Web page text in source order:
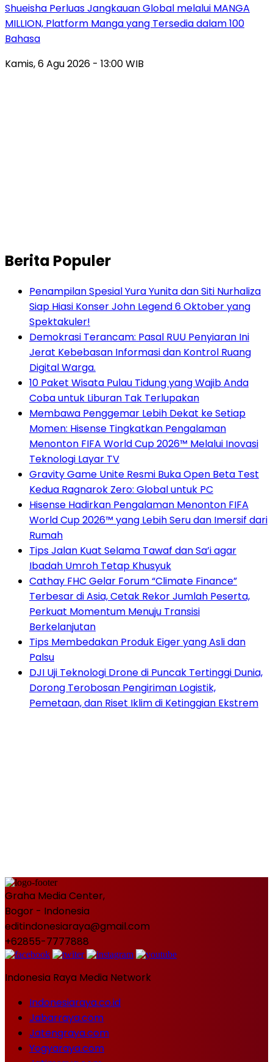
Shueisha Perluas Jangkauan Global melalui MANGA
MILLION, Platform Manga yang Tersedia dalam 100
Bahasa
Kamis, 6 Agu 2026 - 13:00 WIB
Berita Populer
Penampilan Spesial Yura Yunita dan Siti Nurhaliza
Siap Hiasi Konser John Legend 6 Oktober yang
Spektakuler!
Demokrasi Terancam: Pasal RUU Penyiaran Ini
Jerat Kebebasan Informasi dan Kontrol Ruang
Digital Warga.
10 Paket Wisata Pulau Tidung yang Wajib Anda
Coba untuk Liburan Tak Terlupakan
Membawa Penggemar Lebih Dekat ke Setiap
Momen: Hisense Tingkatkan Pengalaman
Menonton FIFA World Cup 2026™ Melalui Inovasi
Teknologi Layar TV
Gravity Game Unite Resmi Buka Open Beta Test
Kedua Ragnarok Zero: Global untuk PC
Hisense Hadirkan Pengalaman Menonton FIFA
World Cup 2026™ yang Lebih Seru dan Imersif dari
Rumah
Tips Jalan Kuat Selama Tawaf dan Sa’i agar
Ibadah Umroh Tetap Khusyuk
Cathay FHC Gelar Forum “Climate Finance”
Terbesar di Asia, Cetak Rekor Jumlah Peserta,
Perkuat Momentum Menuju Transisi
Berkelanjutan
Tips Membedakan Produk Eiger yang Asli dan
Palsu
DJI Uji Teknologi Drone di Puncak Tertinggi Dunia,
Dorong Terobosan Pengiriman Logistik,
Pemetaan, dan Riset Iklim di Ketinggian Ekstrem
Graha Media Center,
Bogor - Indonesia
editindonesiaraya@gmail.com
+62855-7777888
Indonesia Raya Media Network
Indonesiaraya.co.id
Jabarraya.com
Jatengraya.com
Yogyaraya.com